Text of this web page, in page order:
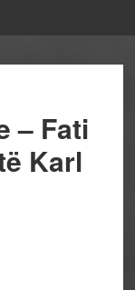
– Fati
Karl